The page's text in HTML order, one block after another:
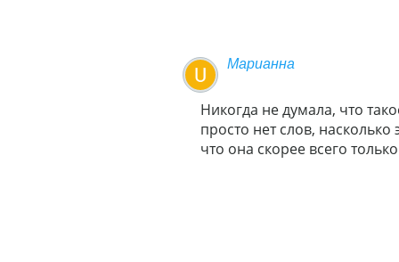
Марианна
Никогда не думала, что
просто нет слов,
что она скорее всего